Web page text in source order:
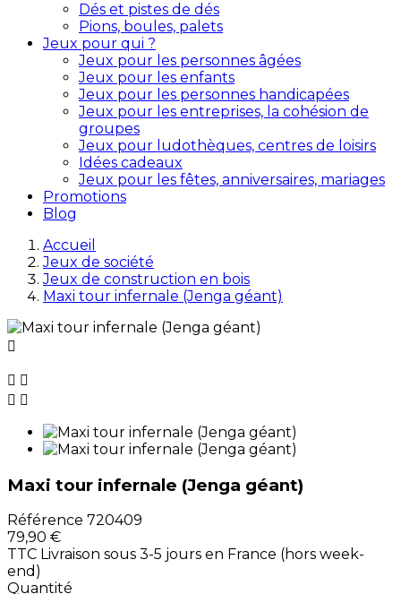
Dés et pistes de dés
Pions, boules, palets
Jeux pour qui ?
Jeux pour les personnes âgées
Jeux pour les enfants
Jeux pour les personnes handicapées
Jeux pour les entreprises, la cohésion de
groupes
Jeux pour ludothèques, centres de loisirs
Idées cadeaux
Jeux pour les fêtes, anniversaires, mariages
Promotions
Blog
Accueil
Jeux de société
Jeux de construction en bois
Maxi tour infernale (Jenga géant)

 
 
Maxi tour infernale (Jenga géant)
Référence 720409
79,90 €
TTC Livraison sous 3-5 jours en France (hors week-
end)
Quantité